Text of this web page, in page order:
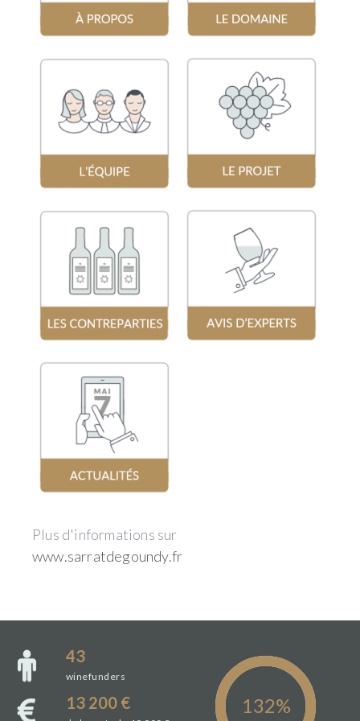
Plus d'informations sur
www.sarratdegoundy.fr
43
winefunders
13 200 €